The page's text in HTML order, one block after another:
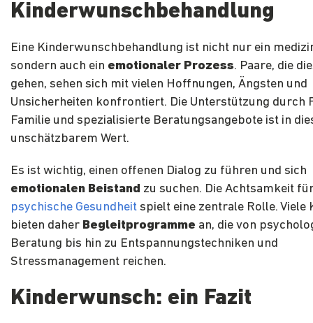
Kinderwunschbehandlung
Eine Kinderwunschbehandlung ist nicht nur ein
sondern auch ein emotionaler Prozess. Paare, die
gehen, sehen sich mit vielen Hoffnungen, Ängsten und
Unsicherheiten konfrontiert. Die Unterstützung durch
Familie und spezialisierte Beratungsangebote ist in
unschätzbarem Wert.
Es ist wichtig, einen offenen Dialog zu führen und sich
emotionalen Beistand zu suchen. Die Achtsamkeit
psychische Gesundheit spielt eine zentrale Rolle. Viele
bieten daher Begleitprogramme an, die von
Beratung bis hin zu Entspannungstechniken und
Stressmanagement reichen.
Kinderwunsch: ein Fazit